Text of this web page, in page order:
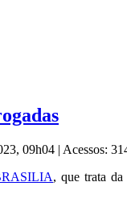
09h04 | Acessos:
, que trata da